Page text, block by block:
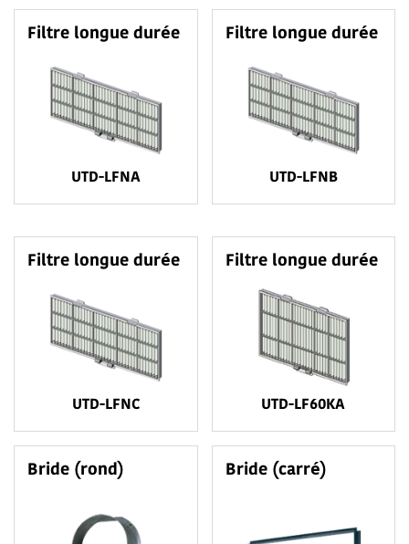
Filtre longue durée
UTD-LFNA
Filtre longue durée
UTD-LFNB
Filtre longue durée
UTD-LFNC
Filtre longue durée
UTD-LF60KA
Bride (rond) Bride (carré)